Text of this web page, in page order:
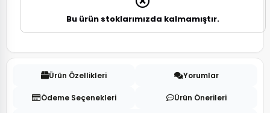
Bu ürün stoklarımızda kalmamıştır.
Ürün Özellikleri Yorumlar
Ödeme Seçenekleri Ürün Önerileri